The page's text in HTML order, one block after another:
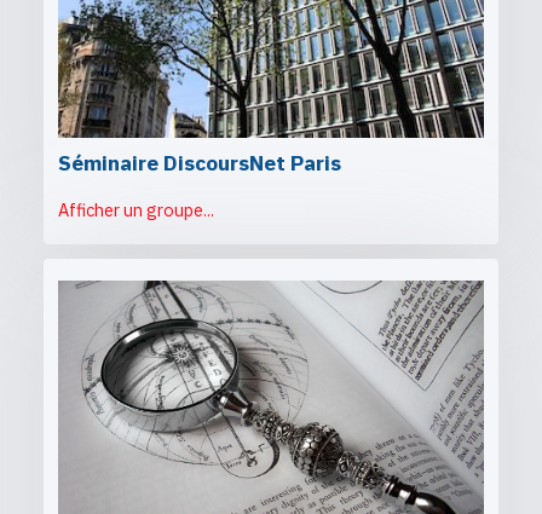
Séminaire DiscoursNet Paris
Afficher un groupe...